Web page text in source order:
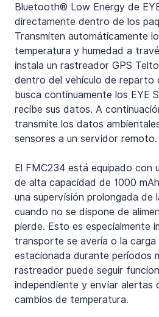
Bluetooth® Low Energy de
directamente dentro de los
Transmiten automáticamente
temperatura y humedad a
instala un rastreador GPS
dentro del vehículo de reparto
busca continuamente los EYE
recibe sus datos. A
transmite los datos
sensores a un servidor remoto.
El FMC234 está equipado con
de alta capacidad de 1000
una supervisión prolongada de
cuando no se dispone de
pierde. Esto es especialmente
transporte se avería o la carga
estacionada durante períodos
rastreador puede seguir
independiente y enviar alertas
cambios de temperatura.